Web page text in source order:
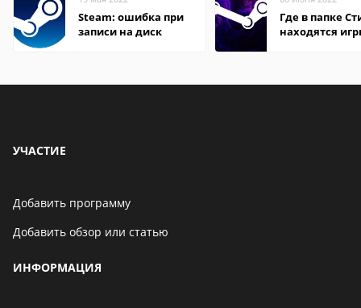
Steam: ошибка при
записи на диск
Где в папке
находятся
УЧАСТИЕ
Добавить программу
Добавить обзор или статью
ИНФОРМАЦИЯ